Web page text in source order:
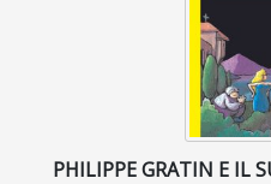
PHILIPPE GRATIN E IL